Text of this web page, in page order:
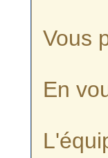
Vous
En